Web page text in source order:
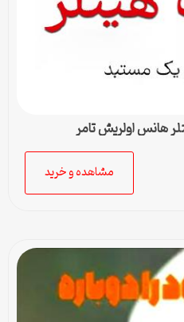
هانس اولریش تامر
مشاهده و خرید